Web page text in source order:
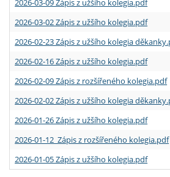
2026-03-02 Zápis z užšího kolegia.pdf
2026-02-23 Zápis z užšího kolegia
2026-02-16 Zápis z užšího kolegia.pdf
2026-02-09 Zápis z rozšířeného kolegia.pdf
2026-02-02 Zápis z užšího kolegia
2026-01-26 Zápis z užšího kolegia.pdf
2026-01-12 Zápis z rozšířeného kolegia.pdf
2026-01-05 Zápis z užšího kolegia.pdf